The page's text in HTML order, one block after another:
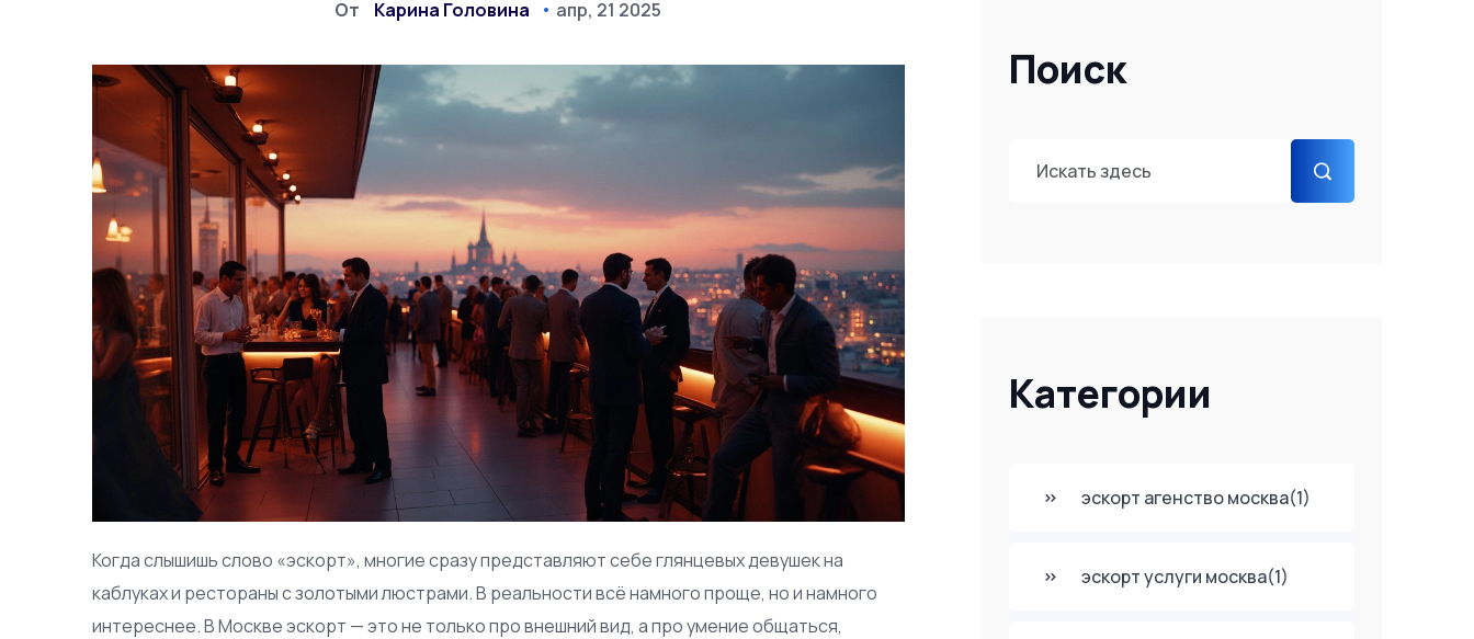
Поиск
Категории
эскорт агенство москва(1)
эскорт услуги москва(1)
От Карина Головина апр, 21 2025
Когда слышишь слово «эскорт», многие сразу представляют себе глянцевых девушек на
каблуках и рестораны с золотыми люстрами. В реальности всё намного проще, но и намного
интереснее. В Москве эскорт — это не только про внешний вид, а про умение общаться,